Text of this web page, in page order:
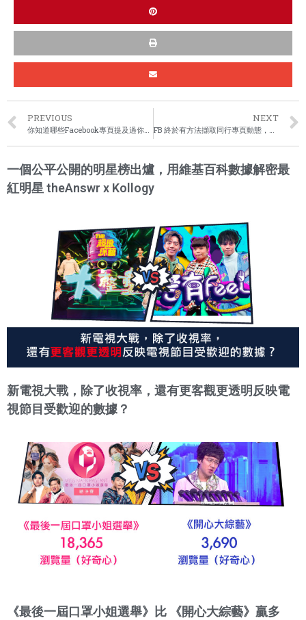
PREVIOUS
你知道哪些Facebook專頁提及過你嗎？你想知道Facebook上談論你的內容是什麼？是好評還是差評呢？
NEXT
FB 終於有方法擷取同行專頁動態，不用再刷頁面到天荒地老了
一個公平公開的明星榜出爐，用維基百科數據解密最
紅明星 theAnswr x Kollogy
新電視大戰，除了收視率，還有更客觀更透明反映電
視節目受歡迎的數據？
《最後一屆口罩小姐選舉》比 《開心大綜藝》贏多